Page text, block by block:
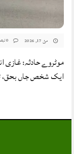
مئ 17, 2026
موٹروے حادثہ: غازی
ایک شخص جاں بحق،